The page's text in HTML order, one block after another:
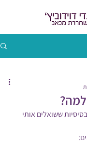
למה?
ששואלים אותי